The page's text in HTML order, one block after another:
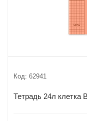
Код: 62941
Тетрадь 24л клетка